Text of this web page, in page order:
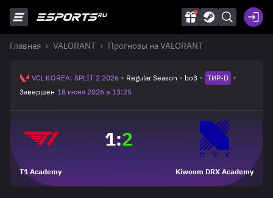
Главная VALORANT Прогнозы на VALORANT
VCL KOREA: SPLIT 2 2026 Regular Season bo3
ТИР-D
Завершен 18 июня 2026 в 13:25
T1 Academy
1:2
Kiwoom DRX Academy